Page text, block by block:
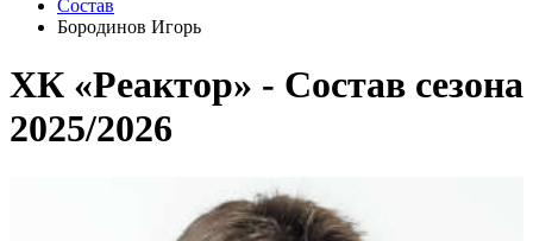
Состав
Бородинов Игорь
ХК «Реактор» - Cостав сезона
2025/2026